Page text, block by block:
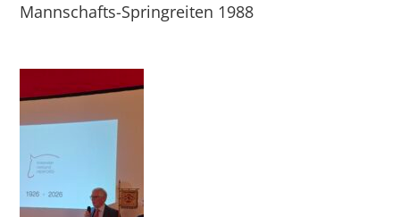
Mannschafts-Springreiten 1988